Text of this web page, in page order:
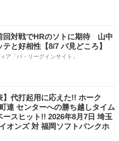
回対戦でHRのソトに期待 山中
と好相性【8/7 パ見どころ】
ア「パ・リーグインサイト」
】代打起用に応えた!! ホーク
達 センターへの勝ち越しタイム
ースヒット!! 2026年8月7日 埼玉
オンズ 対 福岡ソフトバンクホ